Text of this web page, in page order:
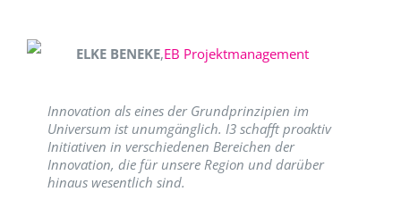
ELKE BENEKE,EB Projektmanagement
Innovation als eines der Grundprinzipien im
Universum ist unumgänglich. I3 schafft proaktiv
Initiativen in verschiedenen Bereichen der
Innovation, die für unsere Region und darüber
hinaus wesentlich sind.